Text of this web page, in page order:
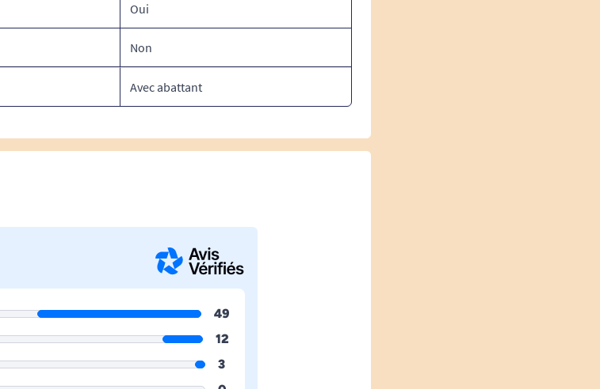
Oui
Non
Avec abattant
49
12
3